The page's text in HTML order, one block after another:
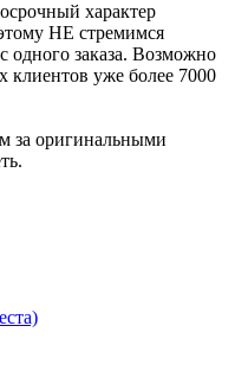
характер
НЕ стремимся
одного заказа. Возможно
клиентов уже более 7000
за оригинальными